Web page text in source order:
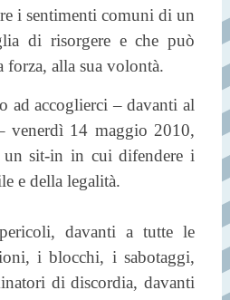
i sentimenti comuni di un
di risorgere e che può
forza, alla sua volontà.
ad accoglierci – davanti al
venerdì 14 maggio 2010,
sit-in in cui difendere i
e della legalità.
davanti a tutte le
i blocchi, i sabotaggi,
di discordia, davanti